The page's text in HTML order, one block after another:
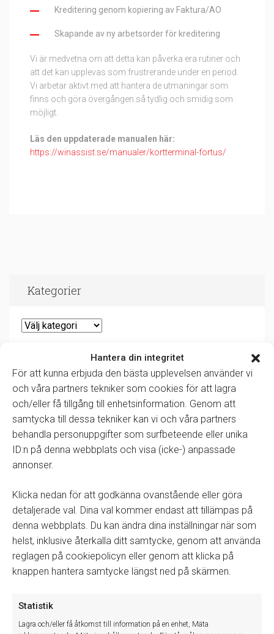
Hantera din integritet
För att kunna erbjuda den bästa upplevelsen använder vi
och våra partners tekniker som cookies för att lagra
och/eller få tillgång till enhetsinformation. Genom att
samtycka till dessa tekniker kan vi och våra partners
behandla personuppgifter som surfbeteende eller unika
ID:n på denna webbplats och visa (icke-) anpassade
annonser.
Klicka nedan för att godkänna ovanstående eller göra
detaljerade val. Dina val kommer endast att tillämpas på
denna webbplats. Du kan ändra dina inställningar när som
helst, inklusive återkalla ditt samtycke, genom att använda
reglagen på cookiepolicyn eller genom att klicka på
knappen hantera samtycke längst ned på skärmen.
Statistik
Lagra och/eller få åtkomst till information på en enhet, Mäta
Kreditering genom kopiering av Faktura/AO
Skapande av ny arbetsorder för kreditering
Vi är medvetna om att detta kan påverka era rutiner och
att det kan upplevas som frustrerande under en period.
Vi arbetar aktivt med att hantera de utmaningar som
finns och göra övergången så tydlig och smidig som
möjligt.
Läs den uppdaterade manualen här:
https://winassist.se/manualer/kortterminal-fortus/
Kategorier
Senaste artiklar
Driftstörning – Teknikerappen
Vi upplever just nu ett driftfel som påverkar teknikerappen,
vilket …
Läs mer »
Torsdag …
Läs mer »
ASA-koppling för Mitsubishi
Först i Sverige med ASA-koppling för Mitsubishi. "För oss är
…
Läs mer »
Imorgon, fredag 5/6, stänger vår support kl. 15:00.Vi är
tillbaka …
Läs mer »